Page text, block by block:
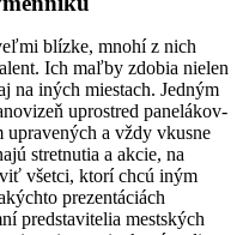
blízke, mnohí z nich
Ich maľby zdobia nielen
na iných miestach. Jedným
uprostred panelákov-
a vždy vkusne
stretnutia a akcie, na
všetci, ktorí chcú iným
prezentáciách
predstavitelia mestských